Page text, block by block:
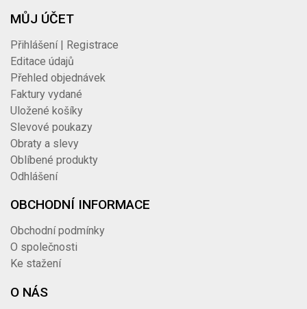
MŮJ ÚČET
Přihlášení | Registrace
Editace údajů
Přehled objednávek
Faktury vydané
Uložené košíky
Slevové poukazy
Obraty a slevy
Oblíbené produkty
Odhlášení
OBCHODNÍ INFORMACE
Obchodní podmínky
O společnosti
Ke stažení
O NÁS